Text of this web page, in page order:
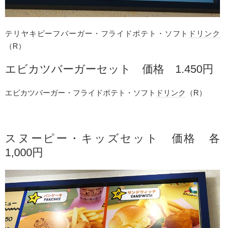
テリヤキビーフバーガー・フライドポテト・ソフト ドリンク
（R）
エビカツバーガーセット 価格 1.450円
エビカツバーガー・フライドポテト・ソフト ドリンク （R）
スヌーピー ・キッズセット 価格 各
1,000円